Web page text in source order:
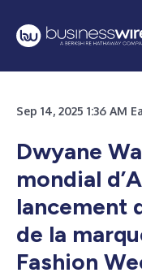
Sep 14, 2025 1:36 AM
Dwyane
mondial
lancement
de la
Fashion